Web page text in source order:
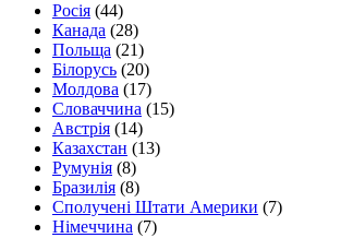
Росія (44)
Канада (28)
Польща (21)
Білорусь (20)
Молдова (17)
Словаччина (15)
Австрія (14)
Казахстан (13)
Румунія (8)
Бразилія (8)
Сполучені Штати Америки (7)
Німеччина (7)